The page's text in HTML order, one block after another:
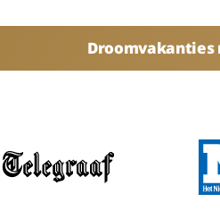
Droomvakanties